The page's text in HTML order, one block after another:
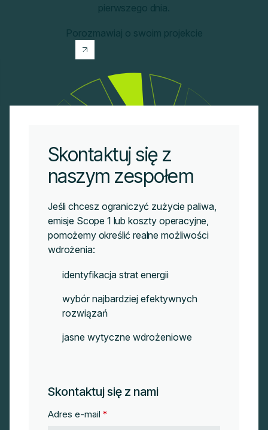
pierwszego dnia.
Porozmawiaj o swoim projekcie
Skontaktuj się z
naszym zespołem
Jeśli chcesz ograniczyć zużycie paliwa,
emisje Scope 1 lub koszty operacyjne,
pomożemy określić realne możliwości
wdrożenia:
identyfikacja strat energii
wybór najbardziej efektywnych
rozwiązań
jasne wytyczne wdrożeniowe
Skontaktuj się z nami
Adres e-mail *